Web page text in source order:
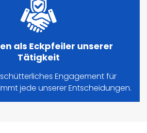
als Eckpfeiler unserer
Tätigkeit
Engagement für
jede unserer Entscheidungen.